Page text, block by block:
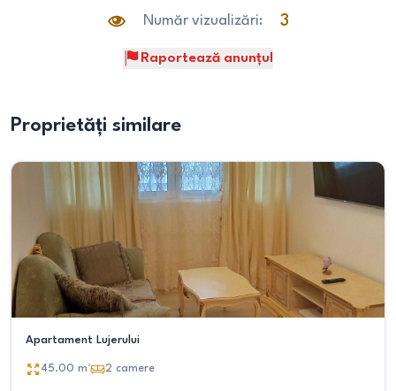
Număr vizualizări: 3
Raportează anunțul
Proprietăți similare
Apartament Lujerului
45.00 m² 2 camere